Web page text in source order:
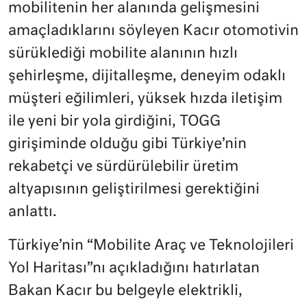
mobilitenin her alanında gelişmesini
amaçladıklarını söyleyen Kacır otomotivin
sürüklediği mobilite alanının hızlı
şehirleşme, dijitalleşme, deneyim odaklı
müşteri eğilimleri, yüksek hızda iletişim
ile yeni bir yola girdiğini, TOGG
girişiminde olduğu gibi Türkiye’nin
rekabetçi ve sürdürülebilir üretim
altyapısının geliştirilmesi gerektiğini
anlattı.
Türkiye’nin “Mobilite Araç ve Teknolojileri
Yol Haritası”nı açıkladığını hatırlatan
Bakan Kacır bu belgeyle elektrikli,